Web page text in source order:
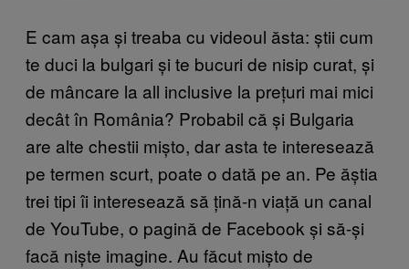
E cam așa și treaba cu videoul ăsta: știi cum
te duci la bulgari și te bucuri de nisip curat, și
de mâncare la all inclusive la prețuri mai mici
decât în România? Probabil că și Bulgaria
are alte chestii mișto, dar asta te interesează
pe termen scurt, poate o dată pe an. Pe ăștia
trei tipi îi interesează să țină-n viață un canal
de YouTube, o pagină de Facebook și să-și
facă niște imagine. Au făcut mișto de